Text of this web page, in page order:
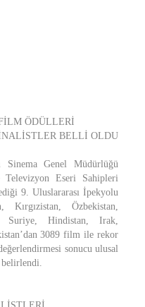
ÖDÜLLERİ
BELLİ OLDU
Genel Müdürlüğü
Televizyon Eseri Sahipleri
9. Uluslararası İpekyolu
Özbekistan,
Suriye, Hindistan, Irak,
3089 film ile rekor
sonucu ulusal
belirlendi.